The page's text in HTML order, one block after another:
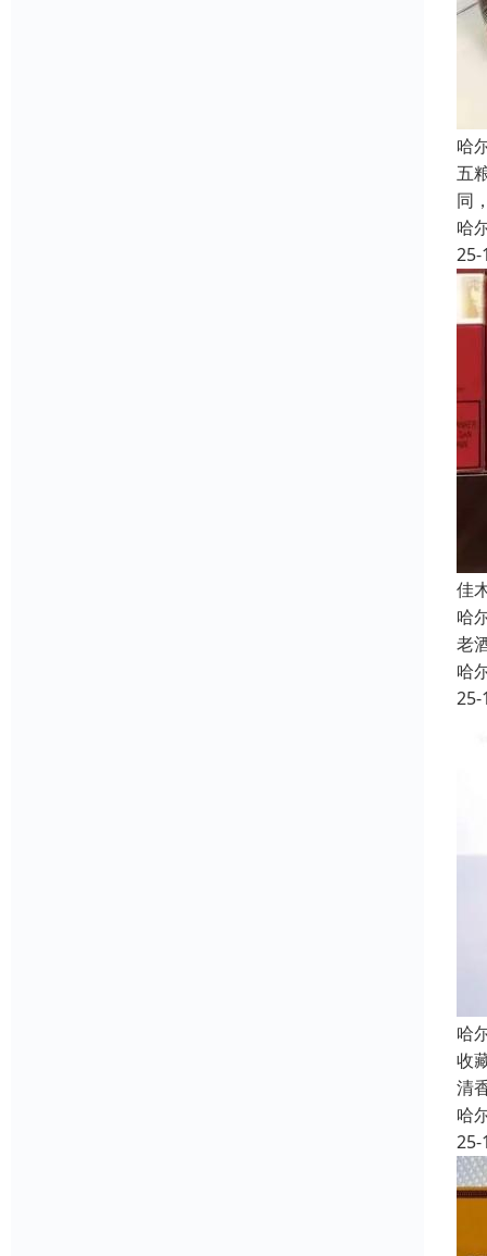
哈
五
同
哈
25-
佳
哈
老
哈
25-
哈
收
清
哈
25-